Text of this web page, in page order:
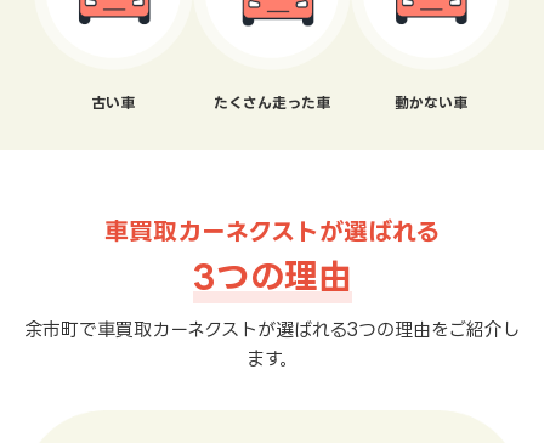
古い車 たくさん走った車 動かない車
車買取カーネクストが選ばれる
3つの理由
余市町で車買取カーネクストが選ばれる3つの理由をご紹介し
ます。